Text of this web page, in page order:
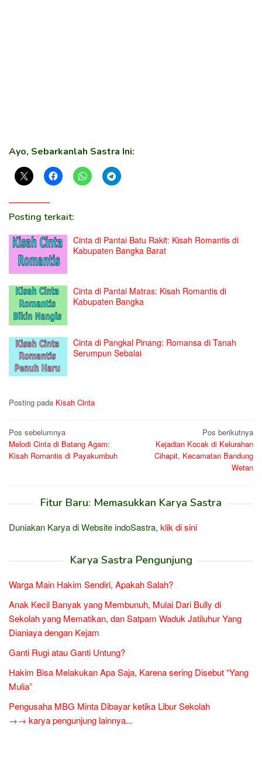
Ayo, Sebarkanlah Sastra Ini:
Posting terkait:
Cinta di Pantai Batu Rakit: Kisah Romantis di
Kabupaten Bangka Barat
Cinta di Pantai Matras: Kisah Romantis di
Kabupaten Bangka
Cinta di Pangkal Pinang: Romansa di Tanah
Serumpun Sebalai
Posting pada Kisah Cinta
Navigasi
pos
Pos sebelumnya
Melodi Cinta di Batang Agam:
Kisah Romantis di Payakumbuh
Pos berikutnya
Kejadian Kocak di Kelurahan
Cihapit, Kecamatan Bandung
Wetan
Fitur Baru: Memasukkan Karya Sastra
Duniakan Karya di Website indoSastra, klik di sini
Karya Sastra Pengunjung
Warga Main Hakim Sendiri, Apakah Salah?
Anak Kecil Banyak yang Membunuh, Mulai Dari Bully di
Sekolah yang Mematikan, dan Satpam Waduk Jatiluhur Yang
Dianiaya dengan Kejam
Ganti Rugi atau Ganti Untung?
Hakim Bisa Melakukan Apa Saja, Karena sering Disebut “Yang
Mulia”
Pengusaha MBG Minta Dibayar ketika Libur Sekolah
→→ karya pengunjung lainnya...